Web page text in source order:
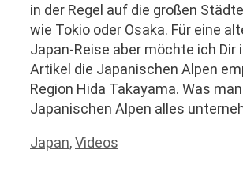
in der Regel auf die großen
wie Tokio oder Osaka. Für eine
Japan-Reise aber möchte ich Dir
Artikel die Japanischen Alpen
Region Hida Takayama. Was
Japanischen Alpen alles
Kategorien
Japan,Videos